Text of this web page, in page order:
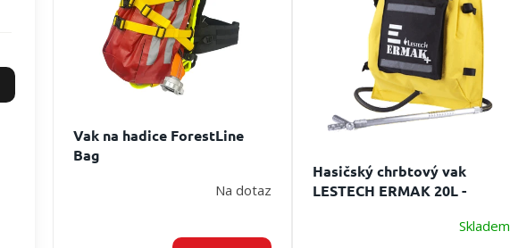
Vak na hadice ForestLine
Bag
Na dotaz
Hasičský chrbtový vak
LESTECH ERMAK 20L -
Skladem